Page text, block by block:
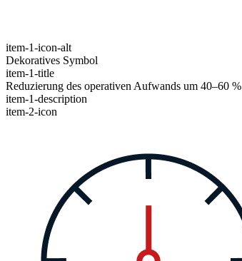
item-1-icon-alt
Dekoratives Symbol
item-1-title
Reduzierung des operativen Aufwands um 40–60 %
item-1-description
item-2-icon